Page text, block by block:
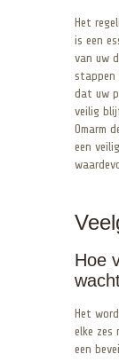
Het
is een
van uw
stappen
dat uw
veilig
Omarm
een
Hoe
Het
elke zes
een